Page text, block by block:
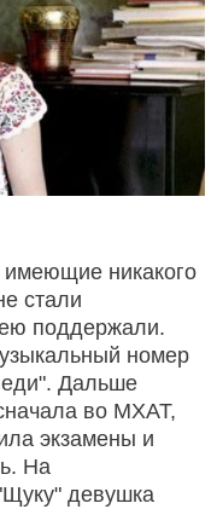
имеющие никакого
стали
поддержали.
номер
Дальше
во МХАТ,
экзамены и
На
девушка